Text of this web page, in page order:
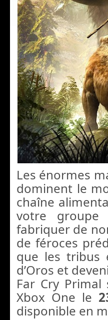
Les énormes
dominent le
chaîne
votre groupe
fabriquer de
de féroces
que les tribus
d’Oros et
Far Cry
Xbox One le
disponible en